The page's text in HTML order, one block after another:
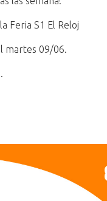
Feria S1 El Reloj
martes 09/06.